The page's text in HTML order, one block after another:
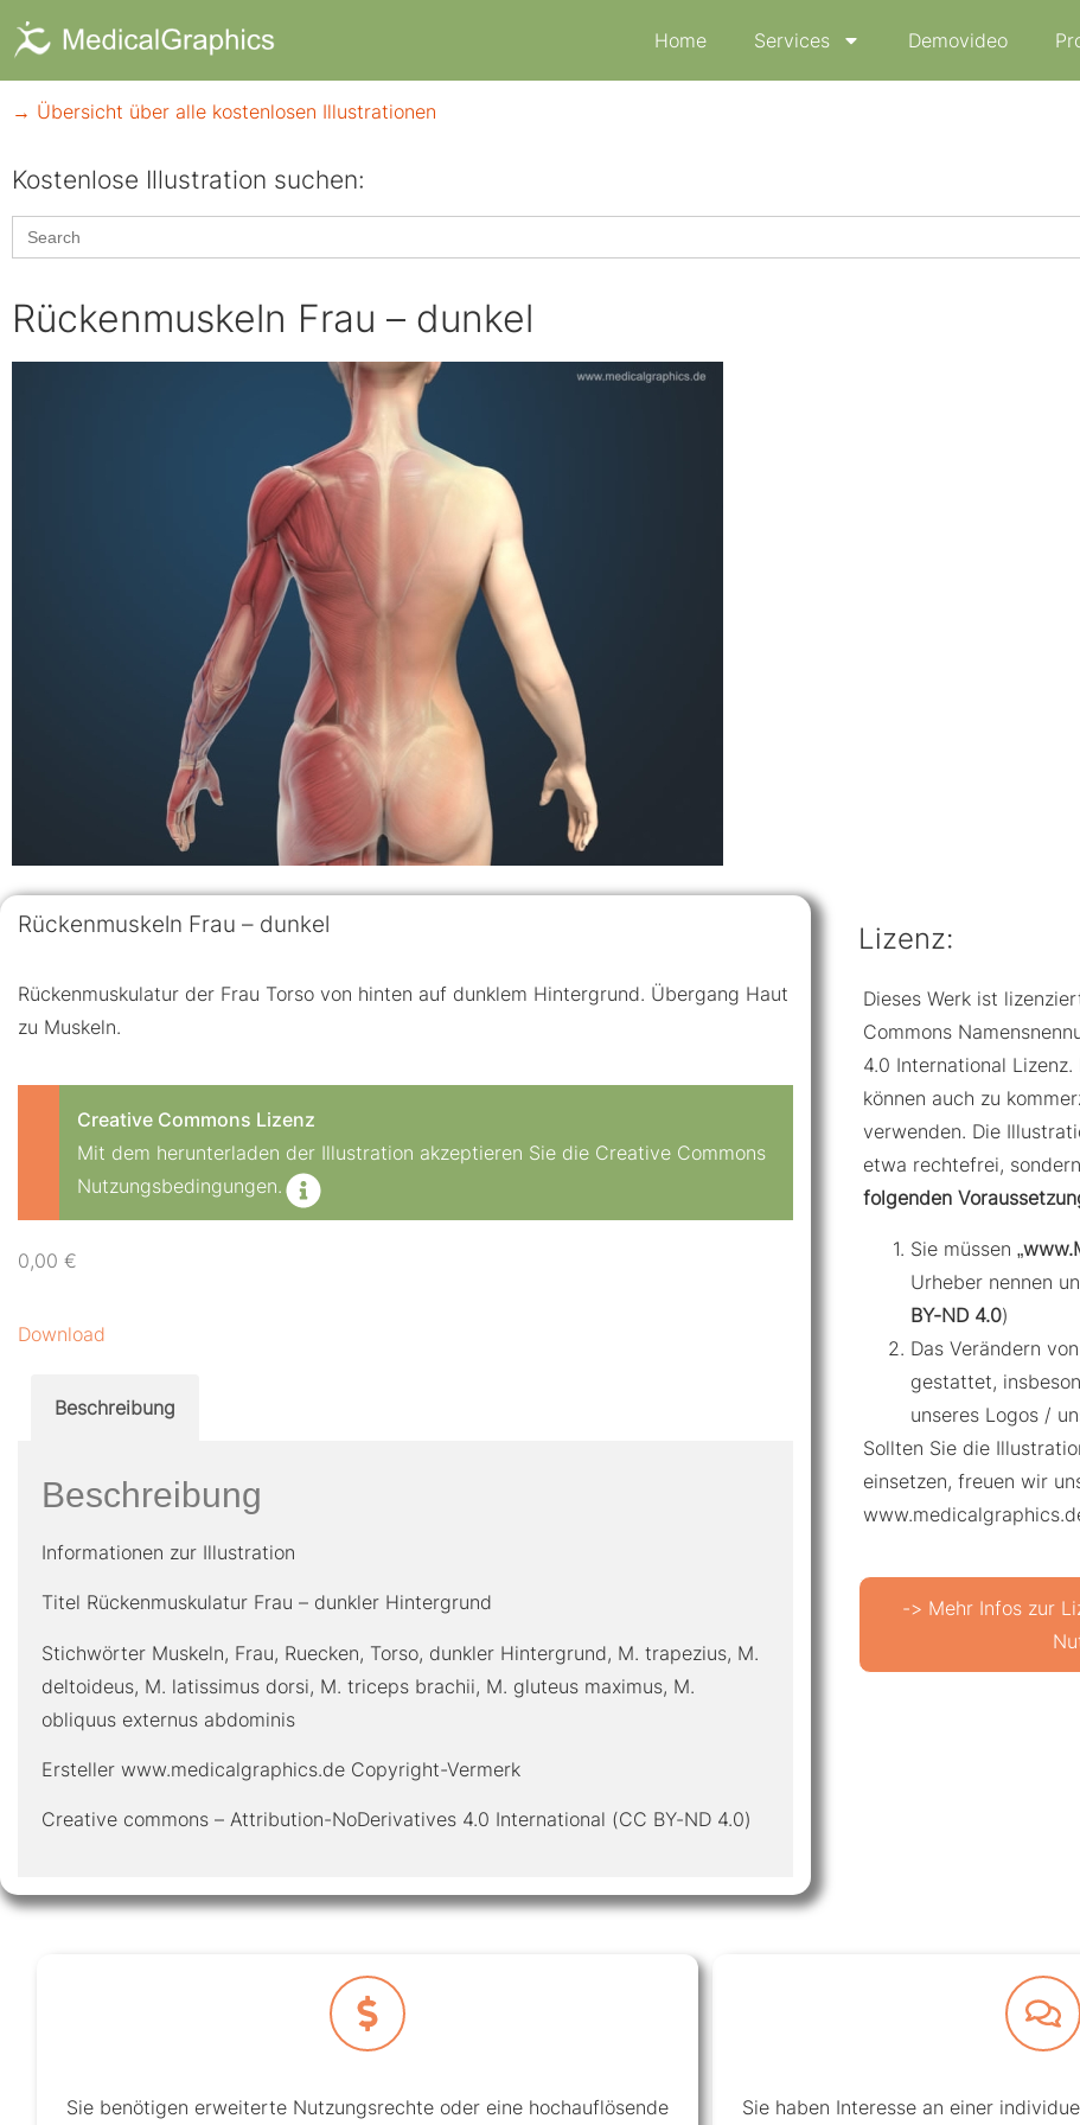
Home Services Demovideo
→ Übersicht über alle kostenlosen Illustrationen
Kostenlose Illustration suchen:​
Search
for:
Rückenmuskeln Frau – dunkel
Rückenmuskeln Frau – dunkel
Rückenmuskulatur der Frau Torso von hinten auf dunklem Hintergrund. Übergang Haut
zu Muskeln.
Creative Commons Lizenz
Mit dem herunterladen der Illustration akzeptieren Sie die Creative Commons
Nutzungsbedingungen.
0,00 €
Download
Beschreibung
Beschreibung
Informationen zur Illustration
Titel Rückenmuskulatur Frau – dunkler Hintergrund
Stichwörter Muskeln, Frau, Ruecken, Torso, dunkler Hintergrund, M. trapezius, M.
deltoideus, M. latissimus dorsi, M. triceps brachii, M. gluteus maximus, M.
obliquus externus abdominis
Ersteller www.medicalgraphics.de Copyright-Vermerk
Creative commons – Attribution-NoDerivatives 4.0 International (CC BY-ND 4.0)
Lizenz:
Dieses Werk ist
Commons
4.0 International
können auch zu
verwenden. Die
etwa rechtefrei, sondern
folgenden
Sie müssen „
Urheber nennen
BY-ND 4.0)
Das Verändern
gestattet,
unseres Logos /
Sollten Sie die
einsetzen, freuen wir
-> Mehr Infos zur
Sie benötigen erweiterte Nutzungsrechte oder eine hochauflösende Sie haben Interesse an einer